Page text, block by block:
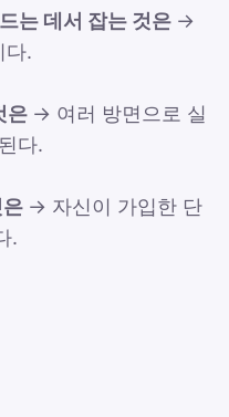
는 데서 잡는 것은 →
다.
은 → 여러 방면으로 실
다.
→ 자신이 가입한 단
.